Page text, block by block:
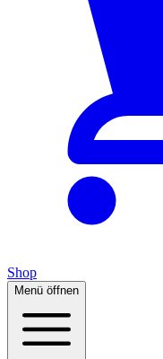
Shop
Menü öffnen